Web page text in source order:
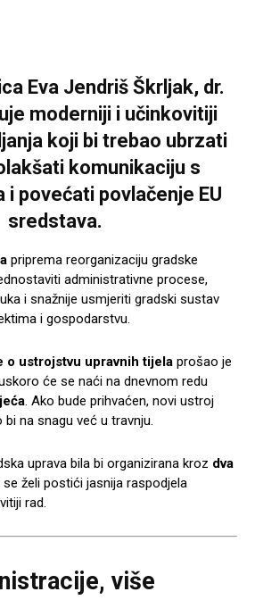
Eva Jendriš Škrljak, dr.
moderniji i učinkovitiji
koji bi trebao ubrzati
komunikaciju s
povećati povlačenje EU
sredstava.
priprema reorganizaciju gradske
administrativne procese,
i snažnije usmjeriti gradski sustav
i gospodarstvu.
o ustrojstvu upravnih tijela prošao je
će se naći na dnevnom redu
. Ako bude prihvaćen, novi ustroj
na snagu već u travnju.
uprava bila bi organizirana kroz dva
se želi postići jasnija raspodjela
rad.
više